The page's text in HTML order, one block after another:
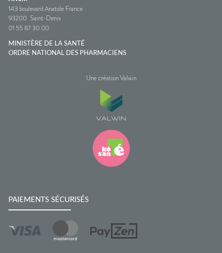
143 boulevard Anatole France
93200 Saint-Denis
01 55 87 30 00
MINISTÈRE DE LA SANTÉ
ORDRE NATIONAL DES PHARMACIENS
Une création Valwin
PAIEMENTS SÉCURISÉS